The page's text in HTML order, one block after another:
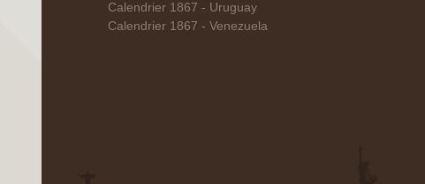
Calendrier 1867 - Uruguay
Calendrier 1867 - Venezuela